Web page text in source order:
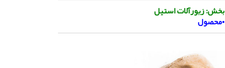
بخش: زیورآلات استیل
۰محصول